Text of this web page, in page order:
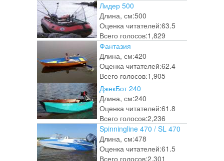
Лидер 500
Длина, см:500
Оценка читателей:63.5
Всего голосов:1,829
Фантазия
Длина, см:420
Оценка читателей:62.4
Всего голосов:1,905
ДжекБот 240
Длина, см:240
Оценка читателей:61.8
Всего голосов:2,236
Spinningline 470 / SL 470
Длина, см:478
Оценка читателей:61.5
Всего голосов:2,301